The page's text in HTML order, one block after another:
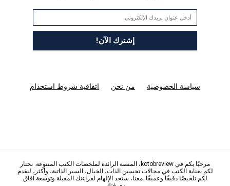
سياسة الخصوصية من نحن اتفاقية شروط استخدام
مرحبًا بكم في kotobreview، المنصة الرائدة لملخصات الكتب المتنوعة. نختار
لكم بعناية الكتب في مجالات تحسين الذات، الخيال، السير الذاتية، وأكثر، لنقدم
لكم تلخيصًا دقيقًا وعميقًا. معنا، ستجد الإلهام لقراءتك المقبلة وتوسعة آفاق